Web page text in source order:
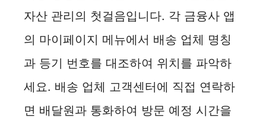
자산 관리의 첫걸음입니다. 각 금융사 앱
의 마이페이지 메뉴에서 배송 업체 명칭
과 등기 번호를 대조하여 위치를 파악하
세요. 배송 업체 고객센터에 직접 연락하
면 배달원과 통화하여 방문 예정 시간을